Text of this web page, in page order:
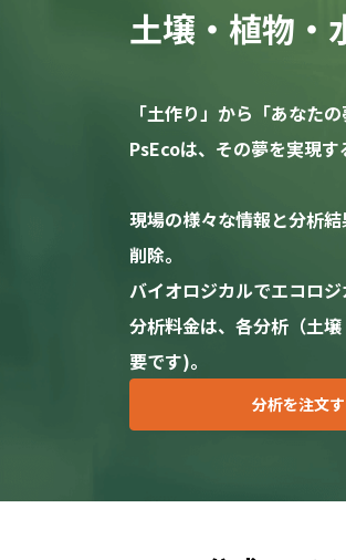
土壌・植物・
「土作り」から「あなた
PsEcoは、その夢を実現す
現場の様々な情報と分析
削除。
バイオロジカルでエコロ
分析料金は、各分析（土
要です)。
分析を注文